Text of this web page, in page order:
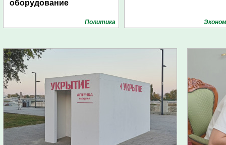
оборудование
Политика